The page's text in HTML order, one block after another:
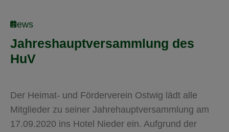
News
Jahreshauptversammlung des
HuV
Der Heimat- und Förderverein Ostwig lädt alle
Mitglieder zu seiner Jahrehauptversammlung am
17.09.2020 ins Hotel Nieder ein. Aufgrund der